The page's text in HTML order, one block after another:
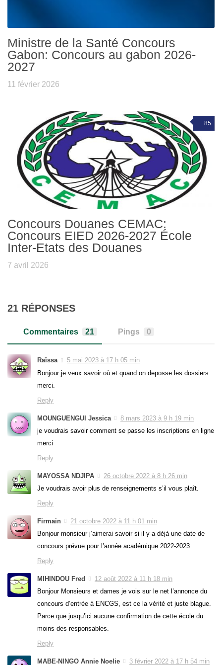
Ministre de la Santé Concours
Gabon: Concours au gabon 2026-
2027
11 février 2026
85
Concours Douanes CEMAC:
Concours EIED 2026-2027 École
Inter-Etats des Douanes
7 avril 2026
21 RÉPONSES
Commentaires 21 Pings 0
Raïssa
5 mai 2023 à 17 h 05 min
Bonjour je veux savoir où et quand on deposse les dossiers
merci.
Reply
MOUNGUENGUI Jessica
8 mars 2023 à 9 h 19 min
je voudrais savoir comment se passe les inscriptions en ligne
merci
Reply
MAYOSSA NDJIPA
26 octobre 2022 à 8 h 26 min
Je voudrais avoir plus de renseignements s’il vous plaît.
Reply
Firmain
21 octobre 2022 à 11 h 01 min
Bonjour monsieur j’aimerai savoir si il y a déjà une date de
concours prévue pour l’année académique 2022-2023
Reply
MIHINDOU Fred
12 août 2022 à 11 h 18 min
Bonjour Monsieurs et dames je vois sur le net l’annonce du
concours d’entrée à ENCGS, est ce la vérité et juste blague.
Parce que jusqu’ici aucune confirmation de cette école du
moins des responsables.
Reply
MABE-NINGO Annie Noelie
3 février 2022 à 17 h 54 min